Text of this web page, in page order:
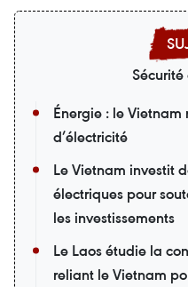
Énergie : le Vietnam
d’électricité
Le Vietnam investit
électriques pour
les investissements
Le Laos étudie la
reliant le Vietnam